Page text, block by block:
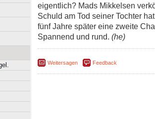
eigentlich? Mads Mikkelsen
Schuld am Tod seiner Tochter
fünf Jahre später eine zweite
Spannend und rund. (he)
Weitersagen Feedback